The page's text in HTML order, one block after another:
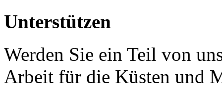
Unterstützen
Werden Sie ein Teil von
Arbeit für die Küsten und